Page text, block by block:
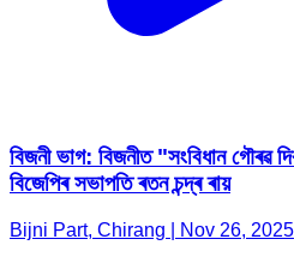
বিজনী ভাগ: বিজনীত "সংবিধান গৌৰৱ
বিজেপিৰ সভাপতি ৰতন চন্দ্ৰ ৰায়
Bijni Part, Chirang | Nov 26, 2025